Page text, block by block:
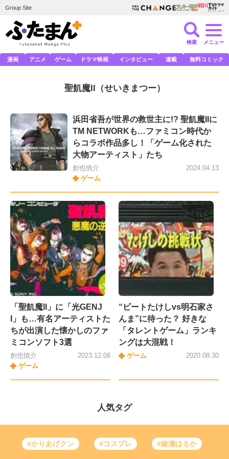
Group Site
検索 メニュー
漫画 アニメ ゲーム ドラマ映画 インタビュー 連載 無料コミック
聖飢魔II （せいきまつー）
浜田省吾が世界の救世主に!? 聖飢魔IIに
TM NETWORKも…ファミコン時代か
らコラボ作品多し！「ゲーム化された
大物アーティスト」たち
創也慎介
ゲーム
2024.04.13
「聖飢魔ll」に「光GENJ
I」も…有名アーティストた
ちが出演した懐かしのファ
ミコンソフト3選
創也慎介
ゲーム
2023.12.08
“ビートたけしvs明石家さ
んま”に待った？ 好きな
「タレントゲーム」ランキ
ングは大混戦！
ゲーム 2020.08.30
人気タグ
#かりあげクン #コスプレ #綾瀬はるか